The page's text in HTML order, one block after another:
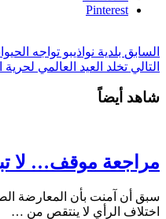
Pinterest
السابق بلدية نواذيبو تواجه
التالي تخلد العيد العالمي
شاهد أيضاً
مراجعة موقف… لا
سبق أن آمنت بأن المعارضة
اختلاف الرأي لا ينتقص من …